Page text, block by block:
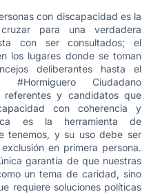
con discapacidad es la
para una verdadera
con ser consultados; el
los lugares donde se toman
deliberantes hasta el
Ciudadano
referentes y candidatos que
con coherencia y
es la herramienta de
tenemos, y su uso debe ser
en primera persona.
garantía de que nuestras
un tema de caridad, sino
requiere soluciones políticas